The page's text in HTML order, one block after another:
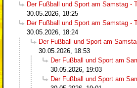
Der Fußball und Sport am Samstag -
30.05.2026, 18:25
Der Fußball und Sport am Samstag -
30.05.2026, 18:24
Der Fußball und Sport am
30.05.2026, 18:53
Der Fußball und Sport am
30.05.2026, 19:03
Der Fußball und Sport am